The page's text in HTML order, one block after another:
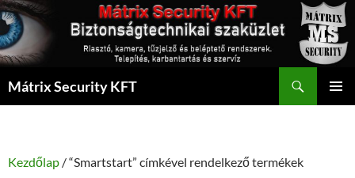
Kilépés
tartalomba
Mátrix Security KFT
Kezdőlap / “Smartstart” címkével rendelkező termékek